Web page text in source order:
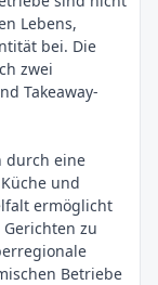
Lebens,
bei. Die
zwei
Takeaway-
durch eine
und
ermöglicht
zu
Betriebe